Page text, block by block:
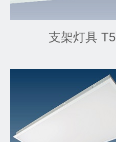
支架灯具 T5